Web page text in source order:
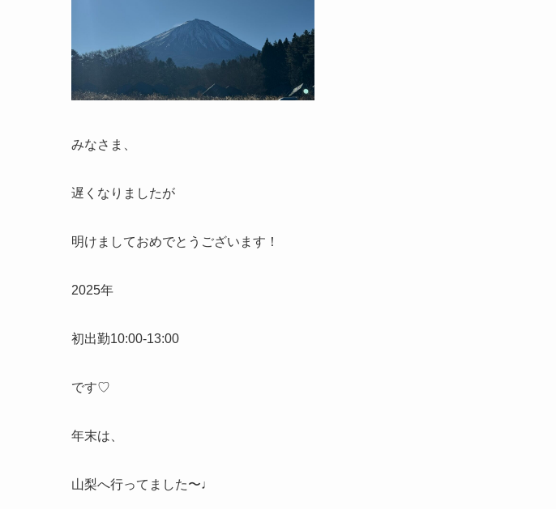
みなさま、
遅くなりましたが
明けましておめでとうございます！
2025年
初出勤10:00-13:00
です♡
年末は、
山梨へ行ってました〜♩